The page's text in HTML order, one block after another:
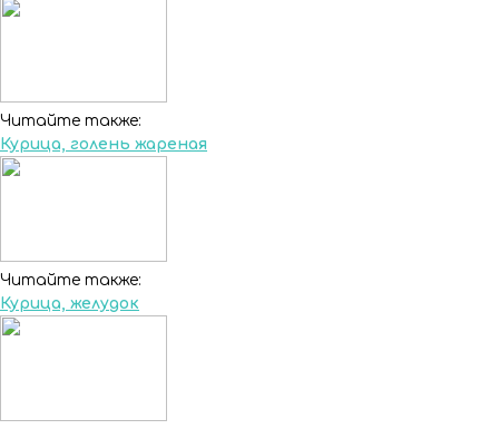
Читайте также:
Курица, голень жареная
Читайте также:
Курица, желудок